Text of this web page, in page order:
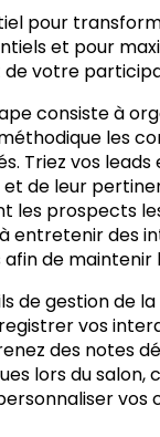
pour
et pour
votre
consiste à
les
Triez vos
de leur
les prospects
entretenir des
afin de maintenir
de gestion de
vos
des notes
lors du salon,
vos